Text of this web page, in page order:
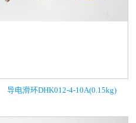
导电滑环DHK012-4-10A(0.15kg)